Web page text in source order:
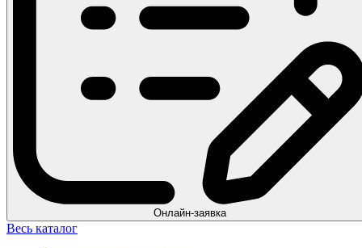
Онлайн-заявка
Весь каталог